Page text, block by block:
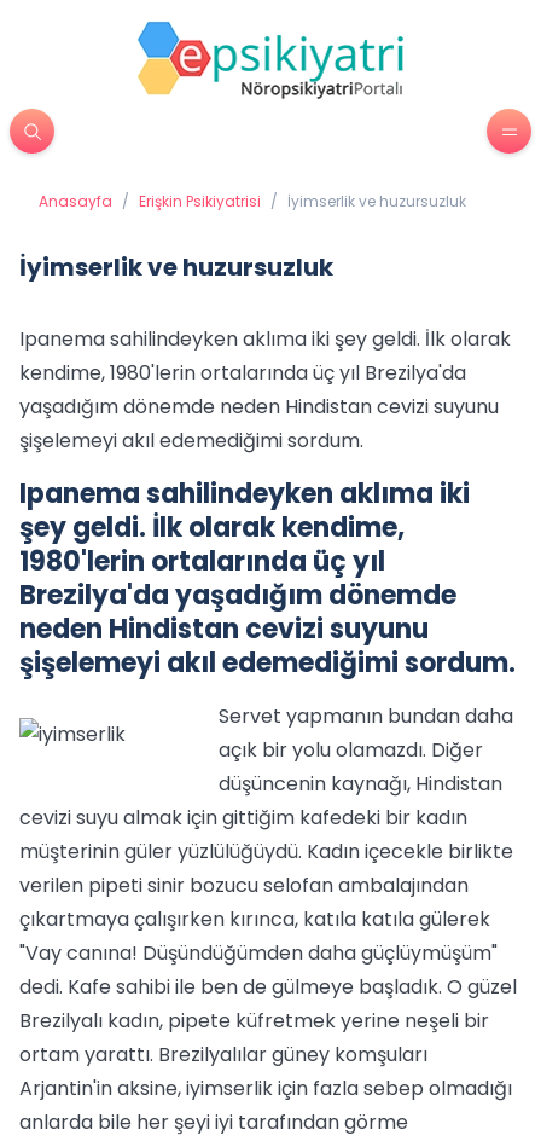
Anasayfa / Erişkin Psikiyatrisi / İyimserlik ve huzursuzluk
İyimserlik ve huzursuzluk
Ipanema sahilindeyken aklıma iki şey geldi. İlk olarak
kendime, 1980'lerin ortalarında üç yıl Brezilya'da
yaşadığım dönemde neden Hindistan cevizi suyunu
şişelemeyi akıl edemediğimi sordum.
Ipanema sahilindeyken aklıma iki
şey geldi. İlk olarak kendime,
1980'lerin ortalarında üç yıl
Brezilya'da yaşadığım dönemde
neden Hindistan cevizi suyunu
şişelemeyi akıl edemediğimi sordum.
Servet yapmanın bundan daha
açık bir yolu olamazdı. Diğer
düşüncenin kaynağı, Hindistan
cevizi suyu almak için gittiğim kafedeki bir kadın
müşterinin güler yüzlülüğüydü. Kadın içecekle birlikte
verilen pipeti sinir bozucu selofan ambalajından
çıkartmaya çalışırken kırınca, katıla katıla gülerek
"Vay canına! Düşündüğümden daha güçlüymüşüm"
dedi. Kafe sahibi ile ben de gülmeye başladık. O güzel
Brezilyalı kadın, pipete küfretmek yerine neşeli bir
ortam yarattı. Brezilyalılar güney komşuları
Arjantin'in aksine, iyimserlik için fazla sebep olmadığı
anlarda bile her şeyi iyi tarafından görme